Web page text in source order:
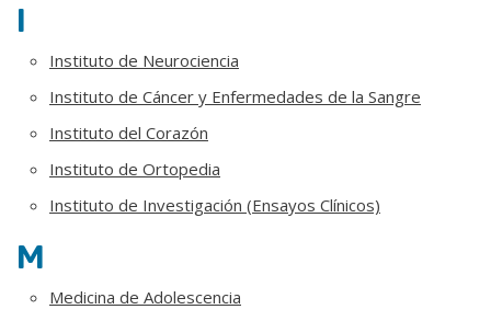
I
Instituto de Neurociencia
Instituto de Cáncer y Enfermedades de la Sangre
Instituto del Corazón
Instituto de Ortopedia
Instituto de Investigación (Ensayos Clínicos)
M
Medicina de Adolescencia